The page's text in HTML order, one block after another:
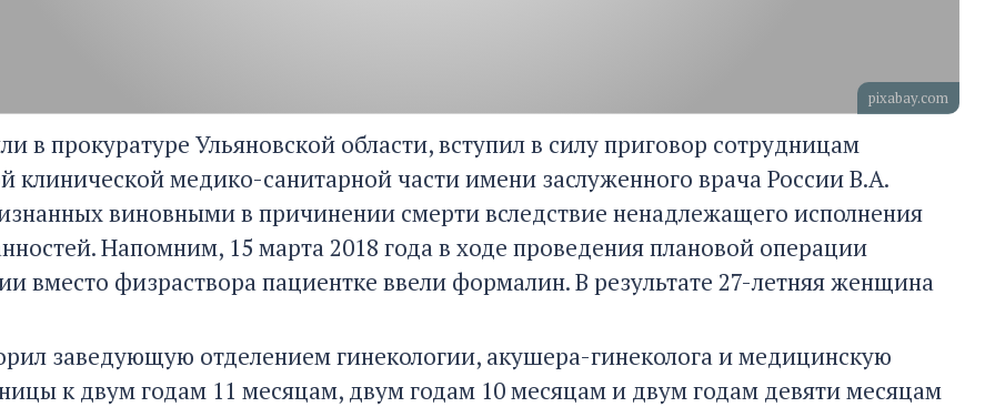
pixabay.com
в прокуратуре Ульяновской области, вступил в силу приговор сотрудницам
клинической медико-санитарной части имени заслуженного врача России В.А.
виновными в причинении смерти вследствие ненадлежащего исполнения
Напомним, 15 марта 2018 года в ходе проведения плановой операции
вместо физраствора пациентке ввели формалин. В результате 27-летняя женщина
заведующую отделением гинекологии, акушера-гинеколога и медицинскую
к двум годам 11 месяцам, двум годам 10 месяцам и двум годам девяти месяцам